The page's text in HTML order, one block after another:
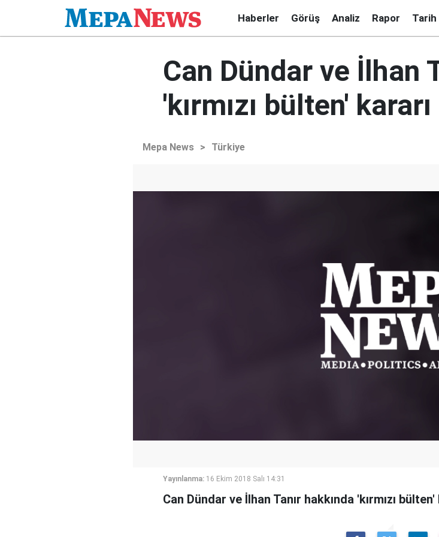
Haberler Görüş Analiz Rapor Tarih
Can Dündar ve İlhan
'kırmızı bülten' kararı
Mepa News > Türkiye
Yayınlanma: 16 Ekim 2018 Salı 14:31
Can Dündar ve İlhan Tanır hakkında 'kırmızı bülten'